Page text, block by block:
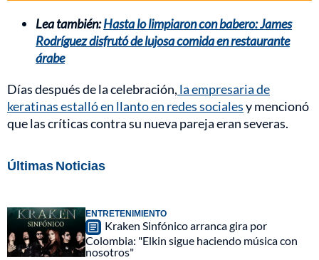
Lea también:Hasta lo limpiaron con babero: James
Rodríguez disfrutó de lujosa comida en restaurante
árabe
Días después de la celebración, la empresaria de
keratinas estalló en llanto en redes socialesy mencionó
que las críticas contra su nueva pareja eran severas.
Últimas Noticias
ENTRETENIMIENTO
Kraken Sinfónico arranca gira por
Colombia: "Elkin sigue haciendo música con
nosotros"